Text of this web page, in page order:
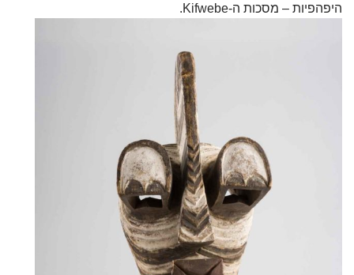
היפהפיות – מסכות ה-Kifwebe
.